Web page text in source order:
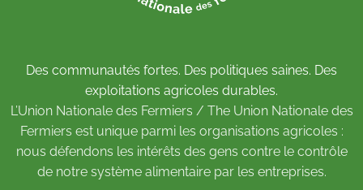
Des communautés fortes. Des politiques saines. Des
exploitations agricoles durables.
L’Union Nationale des Fermiers / The Union Nationale des
Fermiers est unique parmi les organisations agricoles :
nous défendons les intérêts des gens contre le contrôle
de notre système alimentaire par les entreprises.